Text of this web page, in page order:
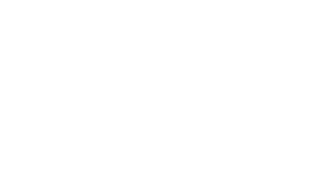
suisse des hautes écoles»
d'informations sur «Rapport annuel 2015 de la